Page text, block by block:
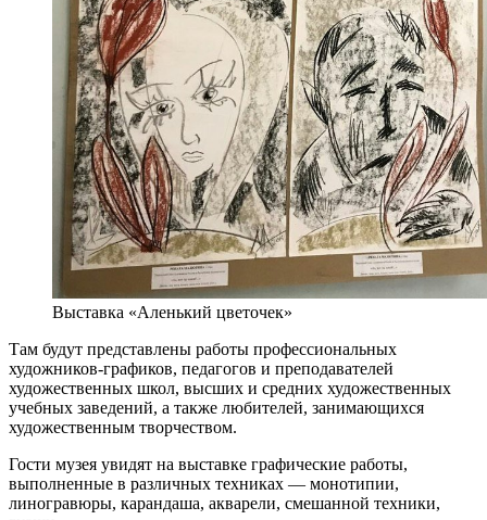
Выставка «Аленький цветочек»
Там будут представлены работы профессиональных
художников-графиков, педагогов и преподавателей
художественных школ, высших и средних художественных
учебных заведений, а также любителей, занимающихся
художественным творчеством.
Гости музея увидят на выставке графические работы,
выполненные в различных техниках — монотипии,
линогравюры, карандаша, акварели, смешанной техники,